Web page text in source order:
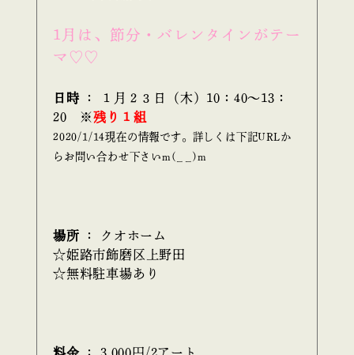
1月は、節分・バレンタインが テー
マ ♡♡
日時 ： １月２３日（木）10：40～13 ：
20
※残り１組
2020/1/14現在の情報です。詳しくは下記URLか
らお問い合わせ下さいm(_ _)m
場所 ： クオホーム
☆姫路市飾磨区上野田
☆無料駐車場あり